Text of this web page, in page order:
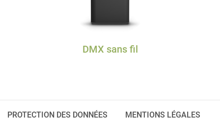
DMX sans fil
PROTECTION DES DONNÉES MENTIONS LÉGALES